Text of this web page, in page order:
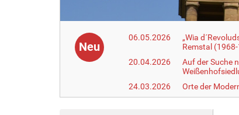
Neu
06.05.2026
„Wia
Remstal
20.04.2026
Auf der Suche
24.03.2026
Orte der